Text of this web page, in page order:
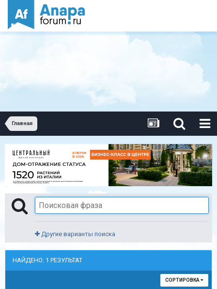
Главная
Другие варианты поиска
НАЙДЕНО: 1 РЕЗУЛЬТАТ
СОРТИРОВКА